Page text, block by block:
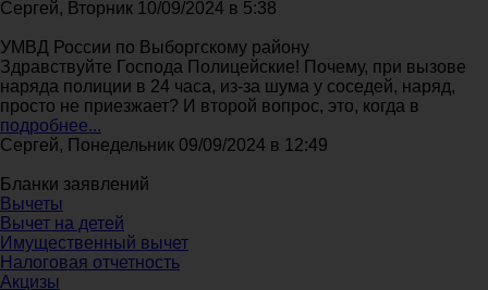
Сергей, Вторник 10/09/2024 в 5:38
УМВД России по Выборгскому району
Здравствуйте Господа Полицейские! Почему, при вызове
наряда полиции в 24 часа, из-за шума у соседей, наряд,
просто не приезжает? И второй вопрос, это, когда в
подробнее...
Сергей, Понедельник 09/09/2024 в 12:49
Бланки заявлений
Вычеты
Вычет на детей
Имущественный вычет
Налоговая отчетность
Акцизы